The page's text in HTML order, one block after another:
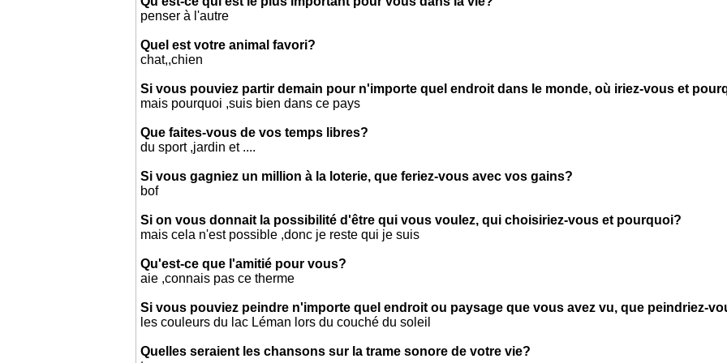
penser à l'autre
Quel est votre animal favori?
chat,,chien
Si vous pouviez partir demain pour n'importe quel endroit dans le monde, où iriez-vous et
mais pourquoi ,suis bien dans ce pays
Que faites-vous de vos temps libres?
du sport ,jardin et ....
Si vous gagniez un million à la loterie, que feriez-vous avec vos gains?
bof
Si on vous donnait la possibilité d'être qui vous voulez, qui choisiriez-vous et pourquoi?
mais cela n'est possible ,donc je reste qui je suis
Qu'est-ce que l'amitié pour vous?
aie ,connais pas ce therme
Si vous pouviez peindre n'importe quel endroit ou paysage que vous avez vu, que peindriez-
les couleurs du lac Léman lors du couché du soleil
Quelles seraient les chansons sur la trame sonore de votre vie?